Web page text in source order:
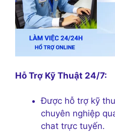
Hỗ Trợ Kỹ Thuật 24/7:
Được hỗ trợ kỹ
chuyên nghiệp
chat trực tuyến.